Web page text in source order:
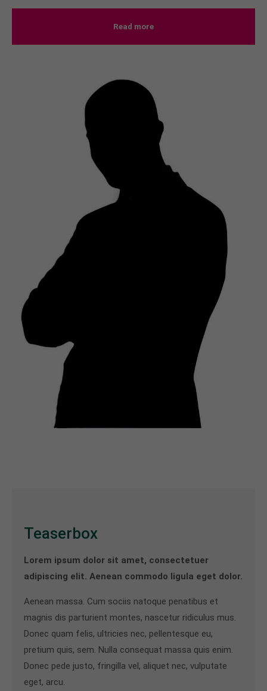
Read more
Teaserbox
Lorem ipsum dolor sit amet, consectetuer
adipiscing elit. Aenean commodo ligula eget dolor.
Aenean massa. Cum sociis natoque penatibus et
magnis dis parturient montes, nascetur ridiculus mus.
Donec quam felis, ultricies nec, pellentesque eu,
pretium quis, sem. Nulla consequat massa quis enim.
Donec pede justo, fringilla vel, aliquet nec, vulputate
eget, arcu.